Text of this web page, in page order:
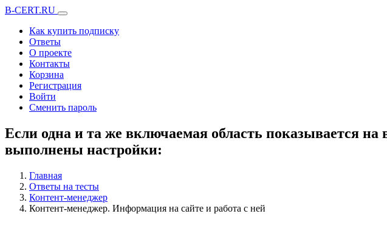
B-CERT.RU
Как купить подписку
Ответы
О проекте
Контакты
Корзина
Регистрация
Войти
Сменить пароль
Если одна и та же включаемая область показывается на
выполнены настройки:
Главная
Ответы на тесты
Контент-менеджер
Контент-менеджер. Информация на сайте и работа с ней